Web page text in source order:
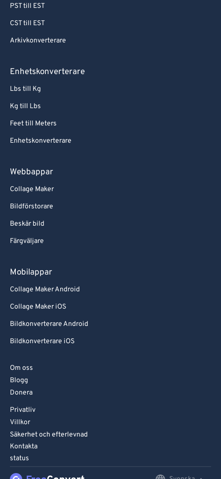
PST till EST
CST till EST
Arkivkonverterare
Enhetskonverterare
Lbs till Kg
Kg till Lbs
Feet till Meters
Enhetskonverterare
Webbappar
Collage Maker
Bildförstorare
Beskär bild
Färgväljare
Mobilappar
Collage Maker Android
Collage Maker iOS
Bildkonverterare Android
Bildkonverterare iOS
Om oss
Blogg
Donera
Privatliv
Villkor
Säkerhet och efterlevnad
Kontakta
status